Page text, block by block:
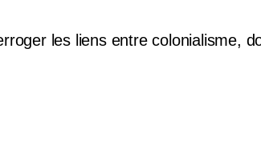
les liens entre colonialisme,